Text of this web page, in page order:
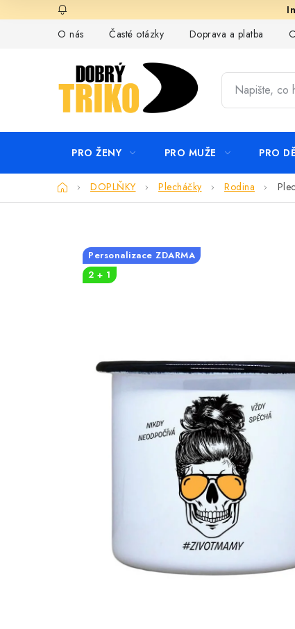
na
O nás
Časté otázky Doprava a platba
PRO ŽENY PRO MUŽE PRO
DomůDOPLŇKY Plecháčky Rodina
Personalizace ZDARMA
2 + 1